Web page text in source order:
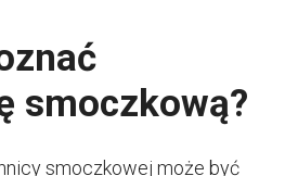
smoczkową?
smoczkowej może być